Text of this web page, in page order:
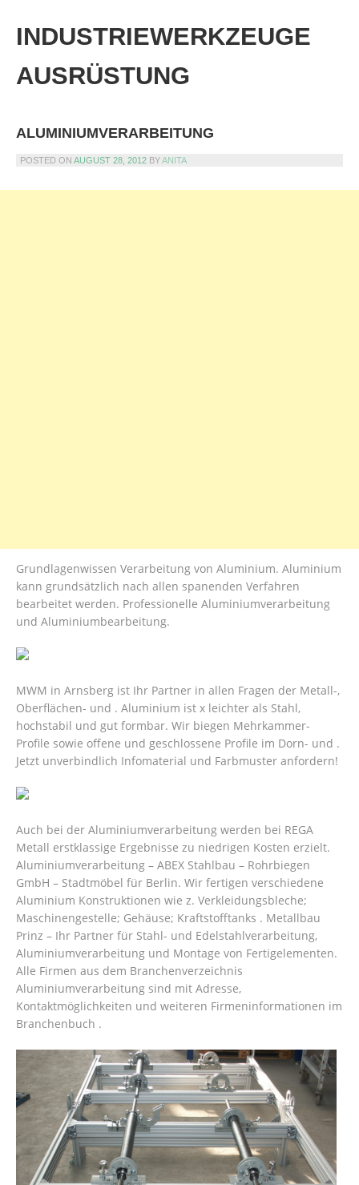
content
INDUSTRIEWERKZEUGE
AUSRÜSTUNG
ALUMINIUMVERARBEITUNG
POSTED ON AUGUST 28, 2012 BYANITA
Grundlagenwissen Verarbeitung von Aluminium. Aluminium
kann grundsätzlich nach allen spanenden Verfahren
bearbeitet werden. Professionelle Aluminiumverarbeitung
und Aluminiumbearbeitung.
MWM in Arnsberg ist Ihr Partner in allen Fragen der Metall-,
Oberflächen- und . Aluminium ist x leichter als Stahl,
hochstabil und gut formbar. Wir biegen Mehrkammer-
Profile sowie offene und geschlossene Profile im Dorn- und .
Jetzt unverbindlich Infomaterial und Farbmuster anfordern!
Auch bei der Aluminiumverarbeitung werden bei REGA
Metall erstklassige Ergebnisse zu niedrigen Kosten erzielt.
Aluminiumverarbeitung – ABEX Stahlbau – Rohrbiegen
GmbH – Stadtmöbel für Berlin. Wir fertigen verschiedene
Aluminium Konstruktionen wie z. Verkleidungsbleche;
Maschinengestelle; Gehäuse; Kraftstofftanks . Metallbau
Prinz – Ihr Partner für Stahl- und Edelstahlverarbeitung,
Aluminiumverarbeitung und Montage von Fertigelementen.
Alle Firmen aus dem Branchenverzeichnis
Aluminiumverarbeitung sind mit Adresse,
Kontaktmöglichkeiten und weiteren Firmeninformationen im
Branchenbuch .